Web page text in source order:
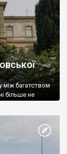
між багатством
більше не